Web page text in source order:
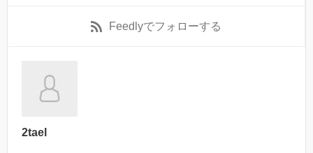
Feedlyでフォローする
2tael